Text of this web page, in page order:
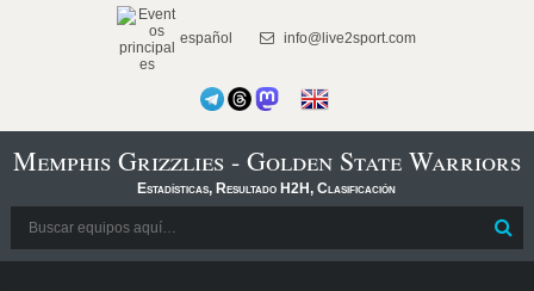
español info@live2sport.com
Memphis Grizzlies - Golden State Warriors
Estadísticas, Resultado H2H, Clasificación